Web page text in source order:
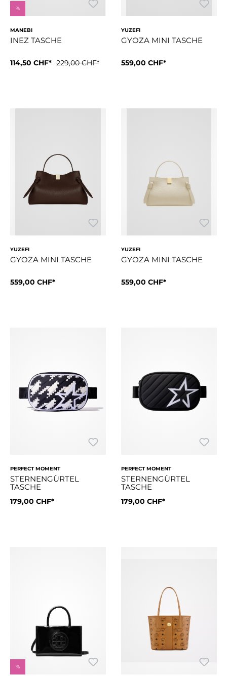
%
MANEBI
INEZ TASCHE
114,50 CHF* 229,00 CHF*
YUZEFI
GYOZA MINI TASCHE
Die Mini Gyoza ist eine
559,00 CHF*
YUZEFI
GYOZA MINI TASCHE
Die Mini Gyoza ist eine skulpturale Henkeltasche aus
559,00 CHF*
YUZEFI
GYOZA MINI TASCHE
Die Mini Gyoza ist eine
559,00 CHF*
PERFECT MOMENT
STERNENGÜRTEL
TASCHE
Unsere freihändige Gürteltasche mit Sternenmuster ist mit
179,00 CHF*
PERFECT MOMENT
STERNENGÜRTEL
TASCHE
Unsere freihändige
179,00 CHF*
%